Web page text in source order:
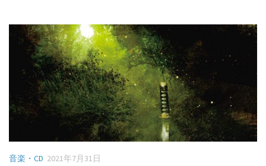
音楽・CD 2021年7月31日